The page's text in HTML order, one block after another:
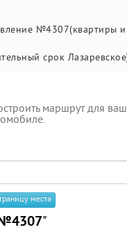
№4307(квартиры
срок
маршрут для
места
"